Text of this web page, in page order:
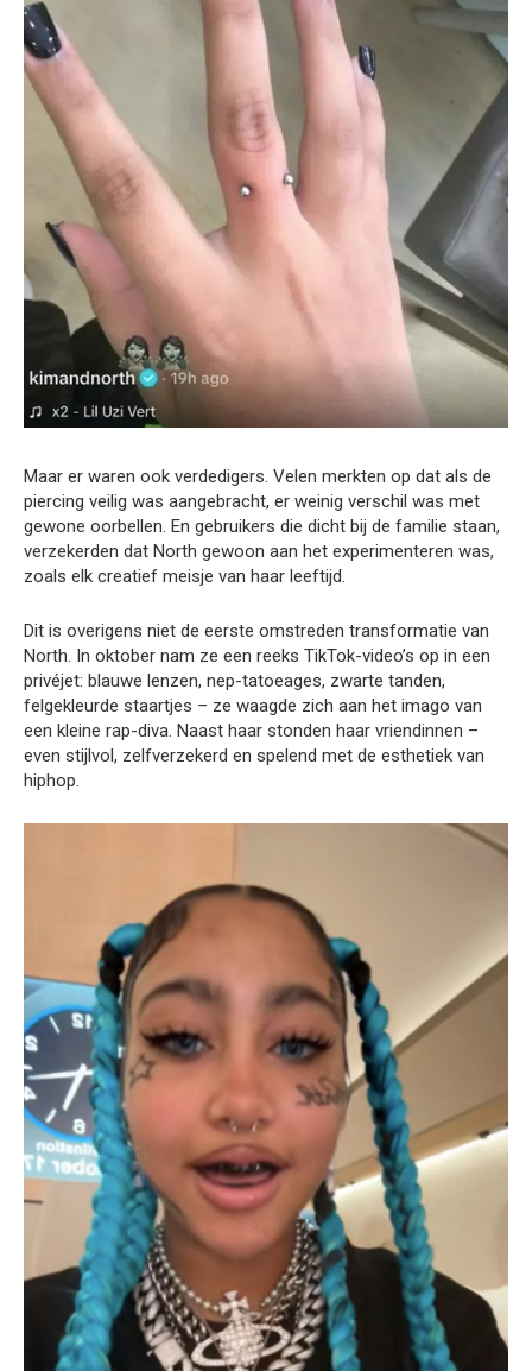
Maar er waren ook verdedigers. Velen merkten op dat als de
piercing veilig was aangebracht, er weinig verschil was met
gewone oorbellen. En gebruikers die dicht bij de familie staan,
verzekerden dat North gewoon aan het experimenteren was,
zoals elk creatief meisje van haar leeftijd.
Dit is overigens niet de eerste omstreden transformatie van
North. In oktober nam ze een reeks TikTok-video’s op in een
privéjet: blauwe lenzen, nep-tatoeages, zwarte tanden,
felgekleurde staartjes – ze waagde zich aan het imago van
een kleine rap-diva. Naast haar stonden haar vriendinnen –
even stijlvol, zelfverzekerd en spelend met de esthetiek van
hiphop.